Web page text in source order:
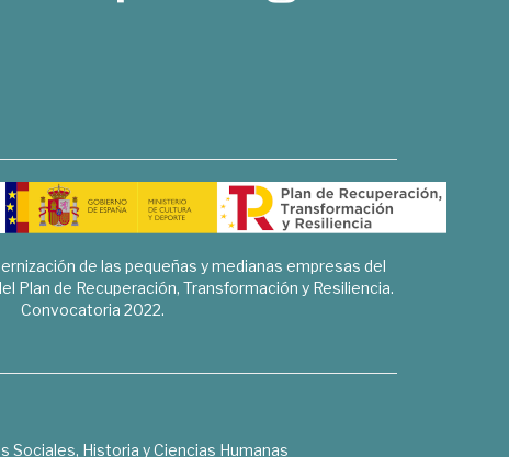
de las pequeñas y medianas empresas del
Plan de Recuperación, Transformación y Resiliencia.
Convocatoria 2022.
Sociales, Historia y Ciencias Humanas